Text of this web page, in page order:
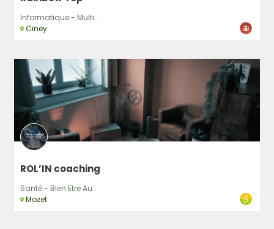
Informatique - Multi...
Ciney
ROL’IN coaching
Santé - Bien Etre Au...
Mozet